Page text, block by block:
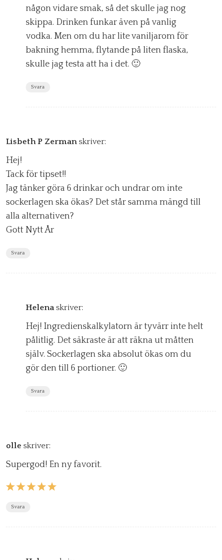
någon vidare smak, så det skulle jag nog
skippa. Drinken funkar även på vanlig
vodka. Men om du har lite vaniljarom för
bakning hemma, flytande på liten flaska,
skulle jag testa att ha i det. 🙂
Svara
Lisbeth P Zerman skriver:
Hej!
Tack för tipset!!
Jag tänker göra 6 drinkar och undrar om inte
sockerlagen ska ökas? Det står samma mängd till
alla alternativen?
Gott Nytt År
Svara
Helena skriver:
Hej! Ingredienskalkylatorn är tyvärr inte helt
pålitlig. Det säkraste är att räkna ut måtten
själv. Sockerlagen ska absolut ökas om du
gör den till 6 portioner. 🙂
Svara
olle skriver:
Supergod! En ny favorit.
Svara